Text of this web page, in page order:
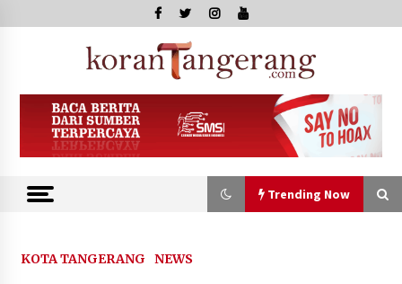
to
Trending Now
KOTA TANGERANG NEWS